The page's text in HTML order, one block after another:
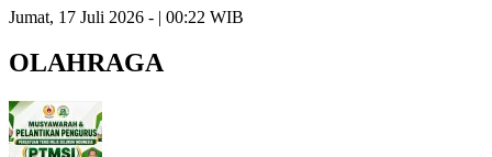
Jumat, 17 Juli 2026 - | 00:22 WIB
OLAHRAGA